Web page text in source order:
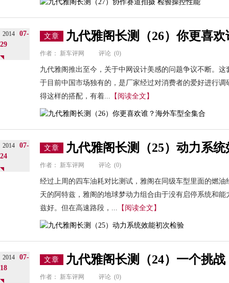
2014
07-
29
文章 九代雅阁长测（26）你更喜
作者： 新车评网 评论 (0)
九代雅阁推出至今，关于中网设计美感的问题争议不断。
于目前中国市场独有的，是厂家经过对消费者的爱好进行
得这样的搭配，有着... 【阅读全文】
2014
07-
24
文章 九代雅阁长测（25）动力系
作者： 新车评网 评论 (0)
经过上周的四车油耗对比测试，雅阁在同级车型里面的燃
天的阿特兹，雅阁的地球梦动力组合由于没有启停系统和
兹好。但在高速路段，... 【阅读全文】
2014
07-
18
文章 九代雅阁长测（24）一个挑
作者： 新车评网 评论 (0)